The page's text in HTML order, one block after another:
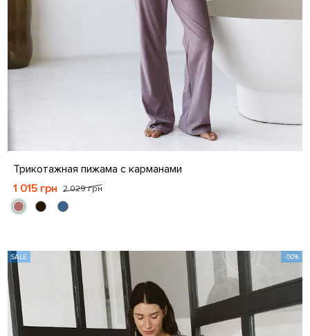
S M L XL
Трикотажная пижама с карманами
2 029 грн
1 015 грн